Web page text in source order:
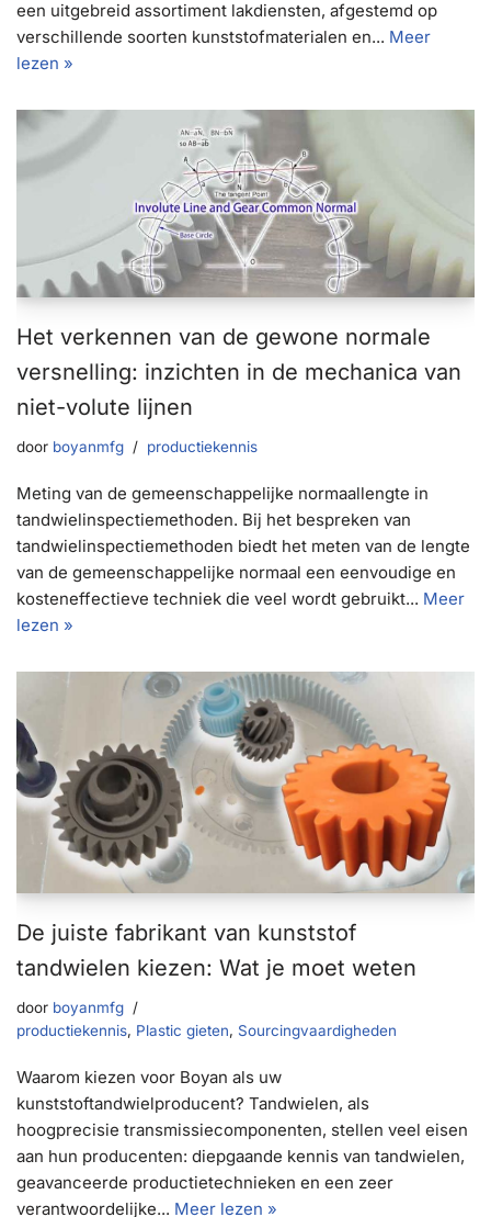
een uitgebreid assortiment lakdiensten, afgestemd op
verschillende soorten kunststofmaterialen en... Meer
lezen »
Het verkennen van de gewone normale
versnelling: inzichten in de mechanica van
niet-volute lijnen
door boyanmfg productiekennis
Meting van de gemeenschappelijke normaallengte in
tandwielinspectiemethoden. Bij het bespreken van
tandwielinspectiemethoden biedt het meten van de lengte
van de gemeenschappelijke normaal een eenvoudige en
kosteneffectieve techniek die veel wordt gebruikt... Meer
lezen »
De juiste fabrikant van kunststof
tandwielen kiezen: Wat je moet weten
door boyanmfg
productiekennis, Plastic gieten, Sourcingvaardigheden
Waarom kiezen voor Boyan als uw
kunststoftandwielproducent? Tandwielen, als
hoogprecisie transmissiecomponenten, stellen veel eisen
aan hun producenten: diepgaande kennis van tandwielen,
geavanceerde productietechnieken en een zeer
verantwoordelijke... Meer lezen »